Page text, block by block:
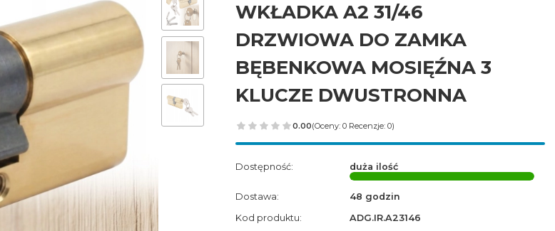
WKŁADKA A2 31/46
DRZWIOWA DO ZAMKA
BĘBENKOWA MOSIĘŹNA 3
KLUCZE DWUSTRONNA
0.00(Oceny: 0 Recenzje: 0)
Dostępność: duża ilość
Dostawa:
48 godzin
Kod produktu:
ADG.IR.A23146